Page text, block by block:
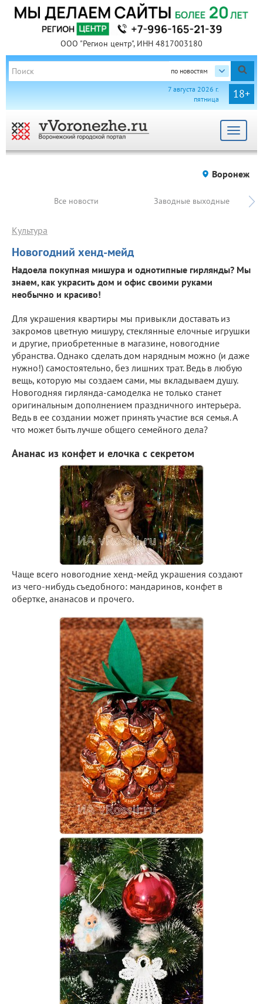
ООО "Регион центр", ИНН 4817003180
по новостям
18+
7 августа 2026 г.
пятница
Toggle
Воронеж
Все новости Заводные выходные
Новогодний хенд-мейд
Культура
Надоела покупная мишура и однотипные гирлянды? Мы
знаем, как украсить дом и офис своими руками
необычно и красиво!
Для украшения квартиры мы привыкли доставать из
закромов цветную мишуру, стеклянные елочные игрушки
и другие, приобретенные в магазине, новогодние
убранства. Однако сделать дом нарядным можно (и даже
нужно!) самостоятельно, без лишних трат. Ведь в любую
вещь, которую мы создаем сами, мы вкладываем душу.
Новогодняя гирлянда-самоделка не только станет
оригинальным дополнением праздничного интерьера.
Ведь в ее создании может принять участие вся семья. А
что может быть лучше общего семейного дела?
Ананас из конфет и елочка с секретом
Чаще всего новогодние хенд-мейд украшения создают
из чего-нибудь съедобного: мандаринов, конфет в
обертке, ананасов и прочего.